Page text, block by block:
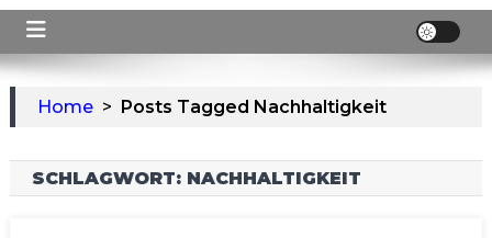
Home > Posts Tagged Nachhaltigkeit
SCHLAGWORT: NACHHALTIGKEIT